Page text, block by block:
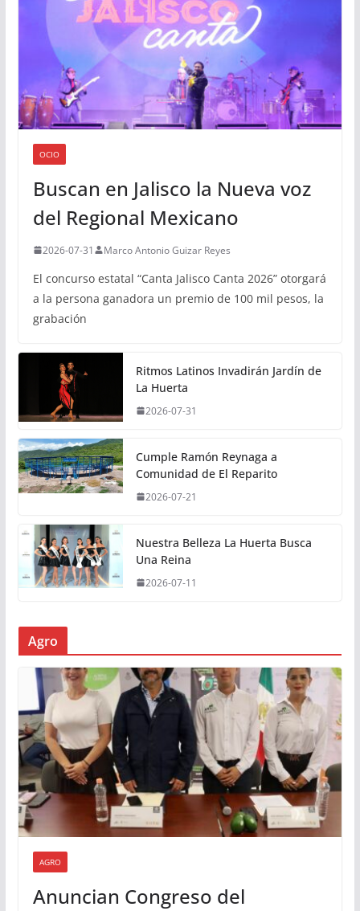
OCIO
Buscan en Jalisco la Nueva voz
del Regional Mexicano
2026-07-31 Marco Antonio Guizar Reyes
El concurso estatal “Canta Jalisco Canta 2026” otorgará
a la persona ganadora un premio de 100 mil pesos, la
grabación
Ritmos Latinos Invadirán Jardín de
La Huerta
2026-07-31
Cumple Ramón Reynaga a
Comunidad de El Reparito
2026-07-21
Nuestra Belleza La Huerta Busca
Una Reina
2026-07-11
Agro
AGRO
Anuncian Congreso del